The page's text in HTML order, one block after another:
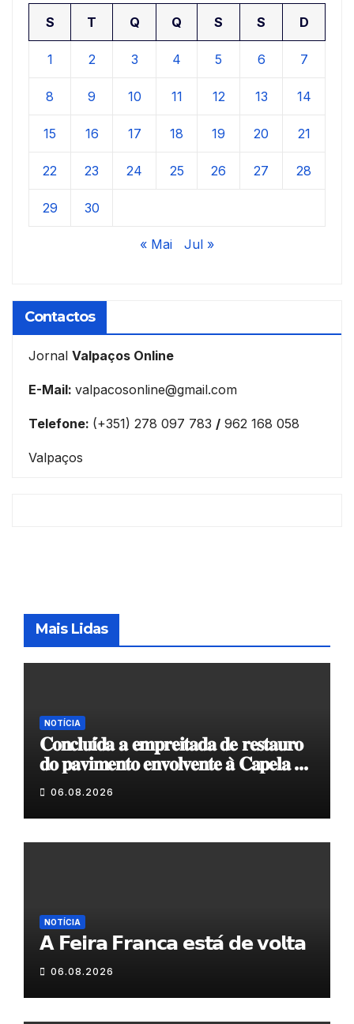
S T Q Q S S D
1 2 3 4 5 6 7
8 9 10 11 12 13 14
15 16 17 18 19 20 21
22 23 24 25 26 27 28
29 30
« Mai Jul »
Contactos
Jornal Valpaços Online
E-Mail: valpacosonline@gmail.com
Telefone: (+351) 278 097 783 / 962 168 058
Valpaços
Mais Lidas
NOTÍCIA
𝐂𝐨𝐧𝐜𝐥𝐮𝐢́𝐝𝐚 𝐚 𝐞𝐦𝐩𝐫𝐞𝐢𝐭𝐚𝐝𝐚 𝐝𝐞 𝐫𝐞𝐬𝐭𝐚𝐮𝐫𝐨
𝐝𝐨 𝐩𝐚𝐯𝐢𝐦𝐞𝐧𝐭𝐨 𝐞𝐧𝐯𝐨𝐥𝐯𝐞𝐧𝐭𝐞 𝐚̀ 𝐂𝐚𝐩𝐞𝐥𝐚 𝐝𝐞
𝐂𝐨𝐯𝐚𝐬
06.08.2026
NOTÍCIA
𝗔 𝗙𝗲𝗶𝗿𝗮 𝗙𝗿𝗮𝗻𝗰𝗮 𝗲𝘀𝘁𝗮́ 𝗱𝗲 𝘃𝗼𝗹𝘁𝗮
06.08.2026